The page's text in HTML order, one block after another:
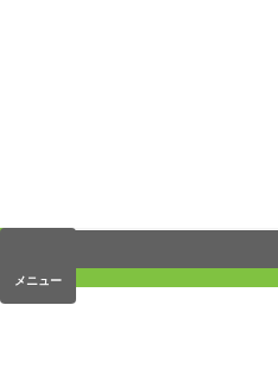
メニュー